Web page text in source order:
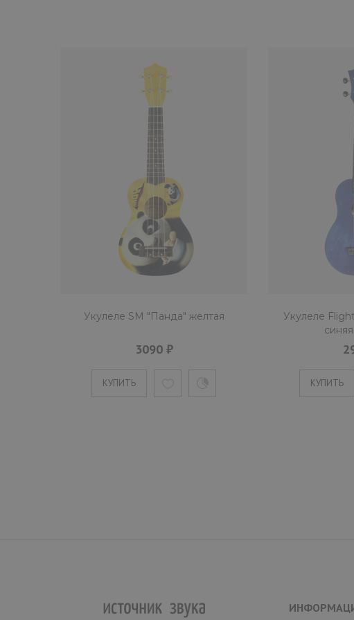
Укулеле SM "Панда" желтая
3090 ₽
КУПИТЬ
Укулеле
КУПИТЬ